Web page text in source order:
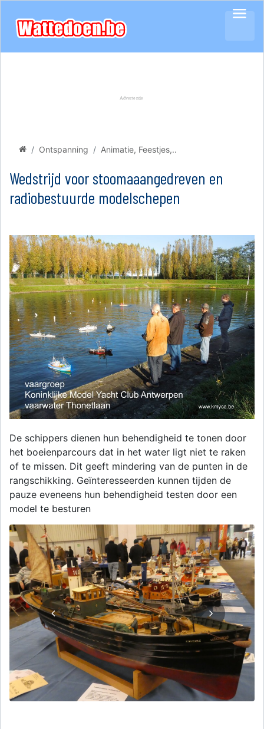
Ontspanning Animatie, Feestjes,..
Wedstrijd voor stoomaaangedreven en
radiobestuurde modelschepen
De schippers dienen hun behendigheid te tonen door
het boeienparcours dat in het water ligt niet te raken
of te missen. Dit geeft mindering van de punten in de
rangschikking. Geïnteresseerden kunnen tijden de
pauze eveneens hun behendigheid testen door een
model te besturen